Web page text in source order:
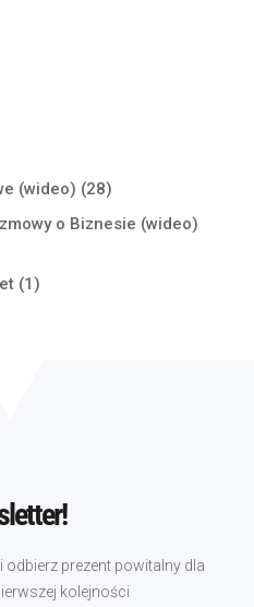
(wideo) (28)
o Biznesie (wideo)
(1)
odbierz prezent powitalny dla
kolejności